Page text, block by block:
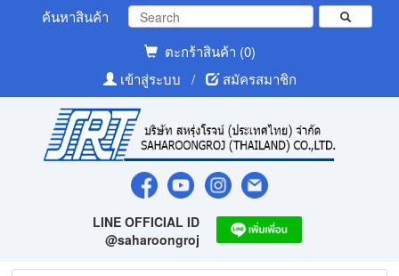
ค้นหาสินค้า
ตะกร้าสินค้า (0)
เข้าสู่ระบบ
/ สมัครสมาชิก
LINE OFFICIAL ID
@saharoongroj